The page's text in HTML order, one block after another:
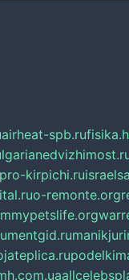
airheat-spb.ru
pro-kirpichi.ru
o-remonte.org
mypetslife.org